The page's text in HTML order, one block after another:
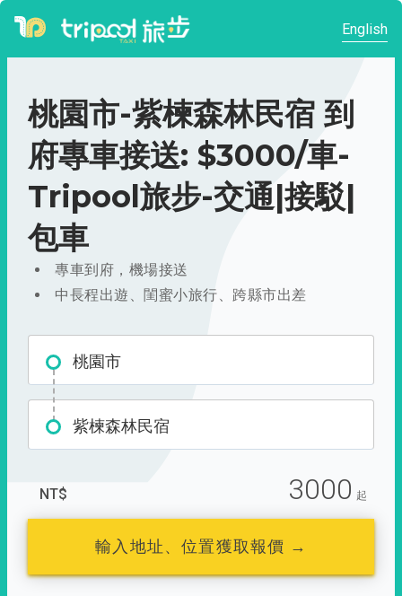
English
桃園市-紫楝森林民宿 到
府專車接送: $3000/車-
Tripool旅步-交通|接駁|
包車
專車到府，機場接送
中長程出遊、閨蜜小旅行、跨縣市出差
桃園市
紫楝森林民宿
NT$ 3000 起
輸入地址、位置獲取報價 →